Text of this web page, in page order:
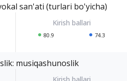
san'ati (turlari bo'yicha)
80.9 74.3
musiqashunoslik